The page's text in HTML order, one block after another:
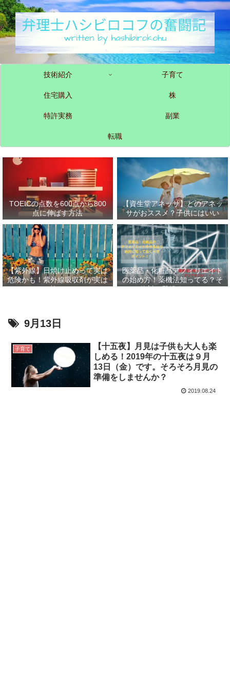
技術紹介 子育て
住宅購入 株
特許実務 副業
転職
TOEICの点数を600点から800
点に伸ばす方法
【資生堂アネッサ】どのアネッ
サがおススメ？子供にはいい
の？
【紫外線】日焼け止めって実は
危険かも！紫外線吸収剤が実は
怖い
医薬品・化粧品アフィリエイト
の始め方！薬機法知ってる？そ
して絶対に登録すべきASP６
9月13日
子育て
【十五夜】月見は子供も大人も楽
しめる！2019年の十五夜は９月
13日（金）です。そろそろ月見の
準備をしませんか？
2019.08.24